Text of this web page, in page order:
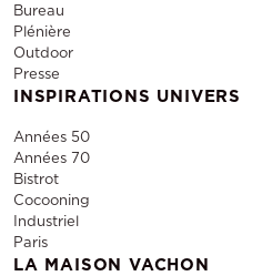
Bureau
Plénière
Outdoor
Presse
INSPIRATIONS UNIVERS
Années 50
Années 70
Bistrot
Cocooning
Industriel
Paris
LA MAISON VACHON